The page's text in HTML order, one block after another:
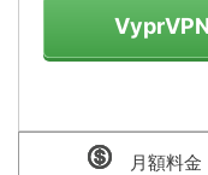
月額料金